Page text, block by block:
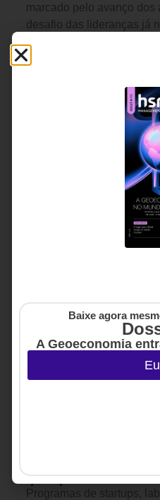
marcado pelo avanço dos
desafio das lideranças já
e máquinas colaboram
especialista em vendas
que apenas fazem
Programas de startups,
Baixe agora
A Geoeconomia